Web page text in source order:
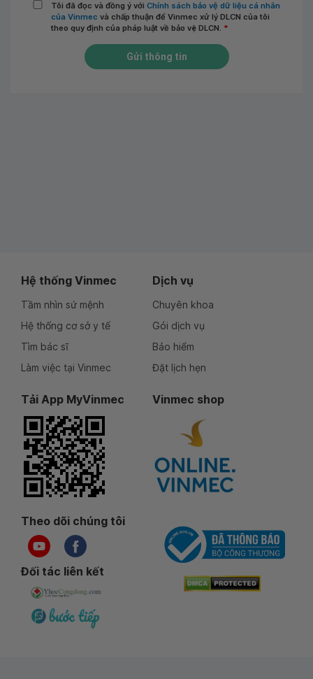
Tôi đã đọc và đồng ý với Chính sách bảo vệ dữ liệu cá nhân
của Vinmec và chấp thuận để Vinmec xử lý DLCN của tôi
theo quy định của pháp luật về bảo vệ DLCN. *
Gửi thông tin
Hệ thống Vinmec
Tầm nhìn sứ mệnh
Hệ thống cơ sở y tế
Tìm bác sĩ
Làm việc tại Vinmec
Dịch vụ
Chuyên khoa
Gói dịch vụ
Bảo hiểm
Đặt lịch hẹn
Tải App MyVinmec Vinmec shop
Theo dõi chúng tôi
Đối tác liên kết